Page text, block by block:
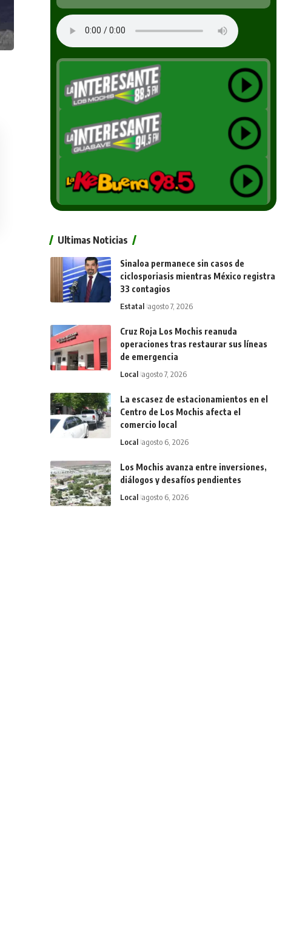
Ultimas Noticias
Sinaloa permanece sin casos de
ciclosporiasis mientras México registra
33 contagios
Estatal agosto 7, 2026
Cruz Roja Los Mochis reanuda
operaciones tras restaurar sus líneas
de emergencia
Local agosto 7, 2026
La escasez de estacionamientos en el
Centro de Los Mochis afecta el
comercio local
Local agosto 6, 2026
Los Mochis avanza entre inversiones,
diálogos y desafíos pendientes
Local agosto 6, 2026